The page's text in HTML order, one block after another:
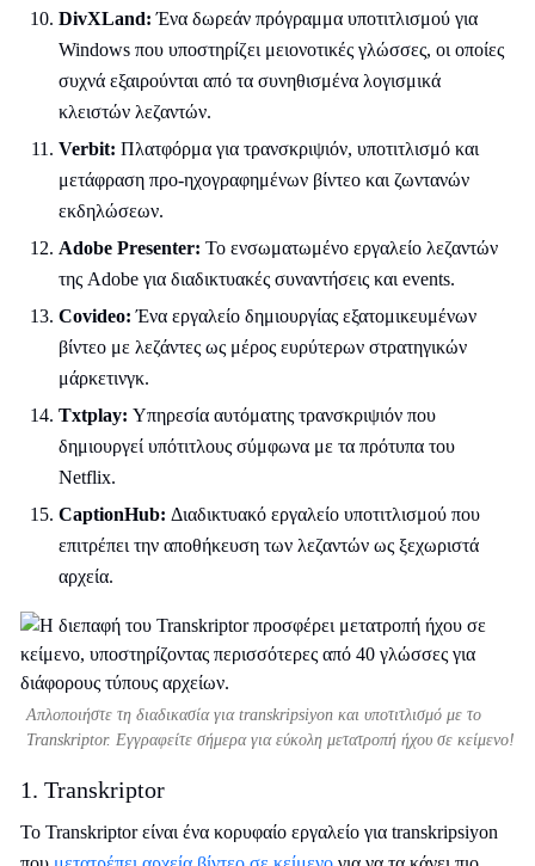
DivXLand: Ένα δωρεάν πρόγραμμα υποτιτλισμού για
Windows που υποστηρίζει μειονοτικές γλώσσες, οι οποίες
συχνά εξαιρούνται από τα συνηθισμένα λογισμικά
κλειστών λεζαντών.
Verbit: Πλατφόρμα για τρανσκριψιόν, υποτιτλισμό και
μετάφραση προ-ηχογραφημένων βίντεο και ζωντανών
εκδηλώσεων.
Adobe Presenter: Το ενσωματωμένο εργαλείο λεζαντών
της Adobe για διαδικτυακές συναντήσεις και events.
Covideo: Ένα εργαλείο δημιουργίας εξατομικευμένων
βίντεο με λεζάντες ως μέρος ευρύτερων στρατηγικών
μάρκετινγκ.
Txtplay: Υπηρεσία αυτόματης τρανσκριψιόν που
δημιουργεί υπότιτλους σύμφωνα με τα πρότυπα του
Netflix.
CaptionHub: Διαδικτυακό εργαλείο υποτιτλισμού που
επιτρέπει την αποθήκευση των λεζαντών ως ξεχωριστά
αρχεία.
Απλοποιήστε τη διαδικασία για transkripsiyon και υποτιτλισμό με το
Transkriptor. Εγγραφείτε σήμερα για εύκολη μετατροπή ήχου σε κείμενο!
1. Transkriptor
Το Transkriptor είναι ένα κορυφαίο εργαλείο για transkripsiyon